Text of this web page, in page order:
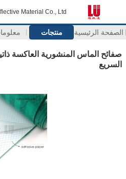
Material Co., Ltd.
الصفحة الرئيسية منتجات
صفائح الماس المنشورية العاكسة
السريع